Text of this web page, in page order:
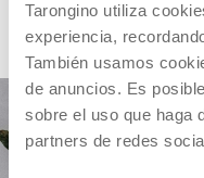
Tarongino utiliza
experiencia,
También usamos
de anuncios. Es
sobre el uso que haga
partners de redes